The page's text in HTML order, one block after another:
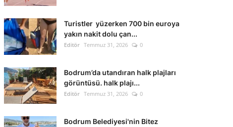
Turistler yüzerken 700 bin euroya
yakın nakit dolu çan...
Editör Temmuz 31, 2026 0
Bodrum’da utandıran halk plajları
görüntüsü. halk plajı...
Editör Temmuz 31, 2026 0
Bodrum Belediyesi'nin Bitez